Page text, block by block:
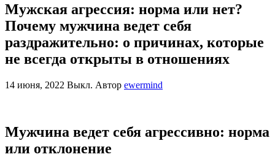
Мужская агрессия: норма или нет?
Почему мужчина ведет себя
раздражительно: о причинах, которые
не всегда открыты в отношениях
14 июня, 2022 Выкл. Автор ewermind
Мужчина ведет себя агрессивно: норма
или отклонение